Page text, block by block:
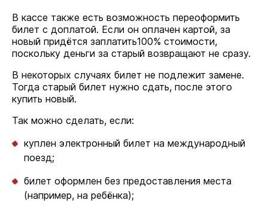
В кассе также есть возможность переоформить
билет с доплатой. Если он оплачен картой, за
новый придётся заплатить100% стоимости,
поскольку деньги за старый возвращают не сразу.
В некоторых случаях билет не подлежит замене.
Тогда старый билет нужно сдать, после этого
купить новый.
Так можно сделать, если:
куплен электронный билет на международный
поезд;
билет оформлен без предоставления места
(например, на ребёнка);